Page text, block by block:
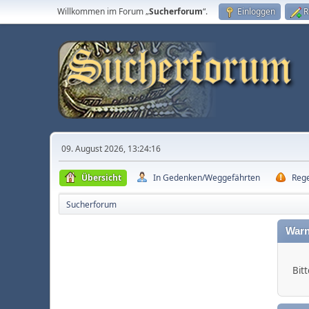
Willkommen im Forum „Sucherforum“. Einloggen
09. August 2026, 13:24:16
Übersicht In Gedenken/Weggefährten
Sucherforum